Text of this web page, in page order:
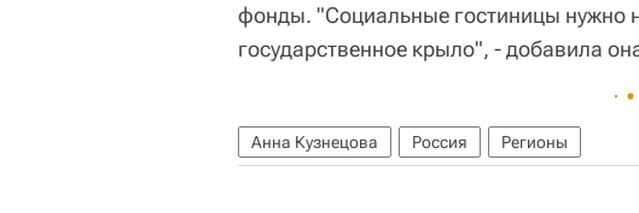
фонды. "Социальные гостиницы нужно
государственное крыло", - добавила
Анна Кузнецова Россия Регионы